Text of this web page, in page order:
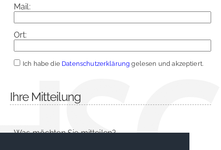
Mail:
Ort:
Ich habe die Datenschutzerklärung gelesen und akzeptiert.
Ihre Mitteilung
Was möchten Sie mitteilen?